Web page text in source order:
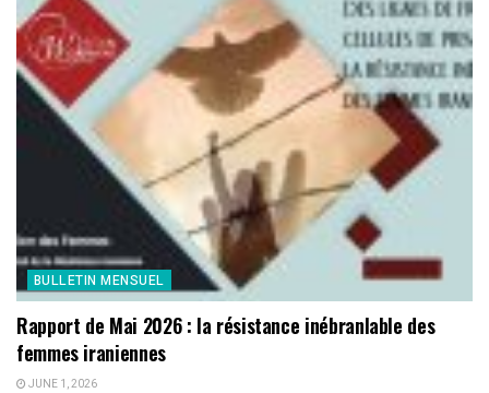
BULLETIN MENSUEL
Rapport de Mai 2026 : la résistance inébranlable des
femmes iraniennes
JUNE 1, 2026